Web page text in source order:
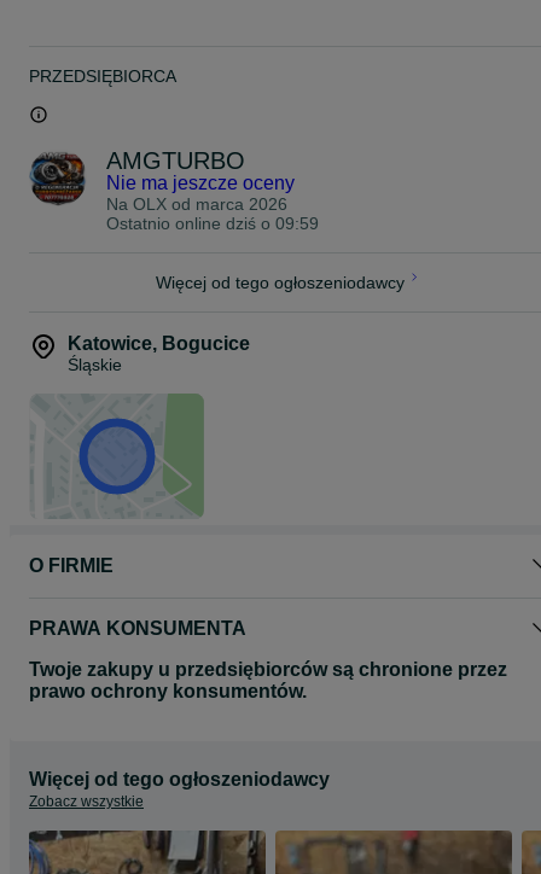
roomster
superb
volkswagen (vw):
caddy
polo
silnik:
1.9 tdi – kod bls – 105 km
wersja z dpf lub bez
5439 970 0029
brak luzów, brak wycieków
wysyłka / odbiór:
wysyłka kurierem
możliwy odbiór osobisty
PRZEDSIĘBIORCA
AMGTURBO
Nie ma jeszcze oceny
Na OLX od marca 2026
Ostatnio online dziś o 09:59
Więcej od tego ogłoszeniodawcy
Katowice, Bogucice
Śląskie
O FIRMIE
PRAWA KONSUMENTA
Twoje zakupy u przedsiębiorców są chronione przez
prawo ochrony konsumentów.
Więcej od tego ogłoszeniodawcy
Zobacz wszystkie